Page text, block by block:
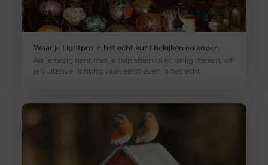
Waar je Lightpro in het echt kunt bekijken en kopen
Als je bezig bent met je tuin sfeervol én veilig maken, wil
je buitenverlichting vaak eerst even in het echt